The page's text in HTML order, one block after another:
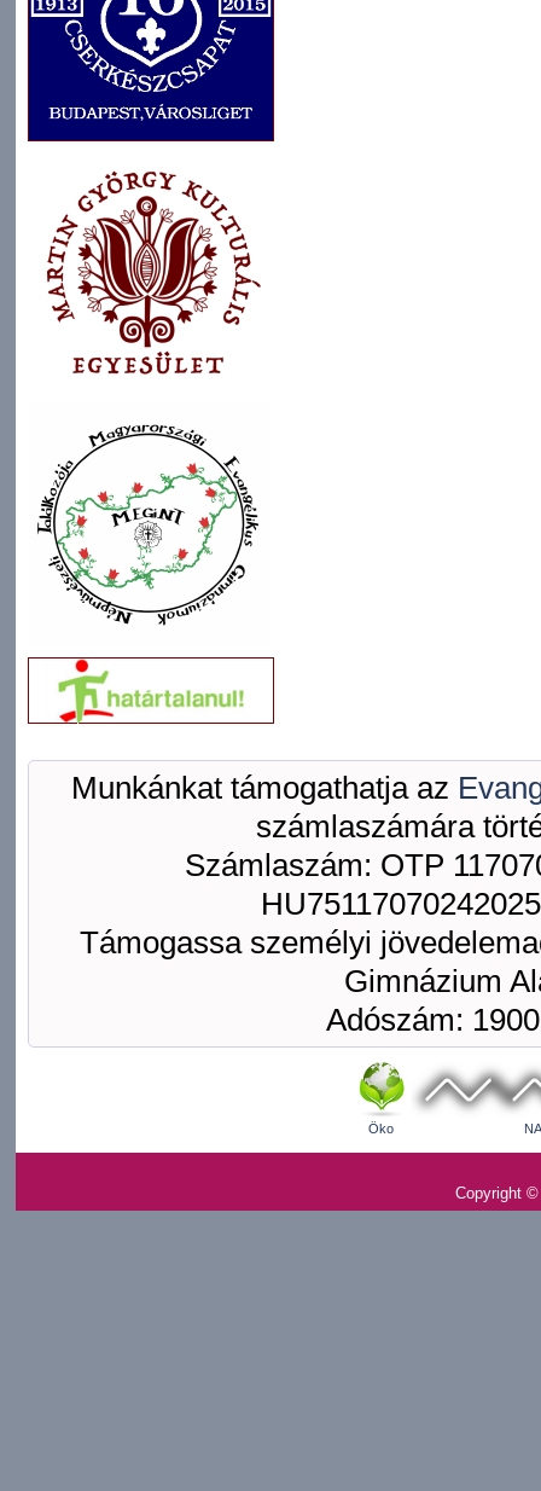
Munkánkat támogathatja az
számlaszámára
Számlaszám: OTP
Támogassa személyi
Gimnázium
Adószám:
Öko
Copyright